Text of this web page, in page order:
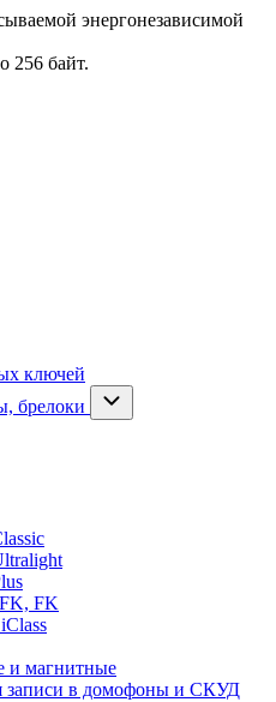
энергонезависимой
256 байт.
ключей
брелоки
FK
и магнитные
записи в домофоны и СКУД